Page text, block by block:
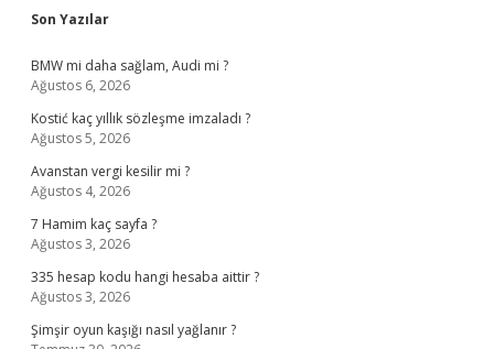
Sidebar
Son Yazılar
BMW mi daha sağlam, Audi mi ?
Ağustos 6, 2026
Kostić kaç yıllık sözleşme imzaladı ?
Ağustos 5, 2026
Avanstan vergi kesilir mi ?
Ağustos 4, 2026
7 Hamim kaç sayfa ?
Ağustos 3, 2026
335 hesap kodu hangi hesaba aittir ?
Ağustos 3, 2026
Şimşir oyun kaşığı nasıl yağlanır ?